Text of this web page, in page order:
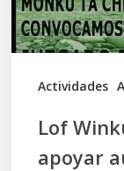
Actividades
en
Juzgado
Lof
apoyar